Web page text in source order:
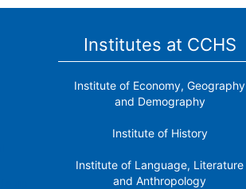
Institutes at CCHS
Institute of Economy, Geography
and Demography
Institute of History
Institute of Language, Literature
and Anthropology